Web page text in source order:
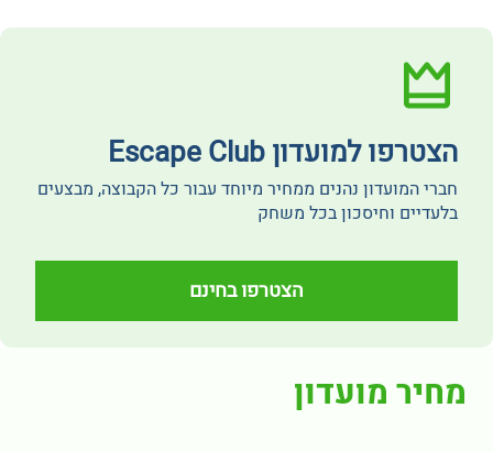
הצטרפו למועדון Escape Club
חברי המועדון נהנים ממחיר מיוחד עבור כל הקבוצה, מבצעים
בלעדיים וחיסכון בכל משחק
הצטרפו בחינם
מחיר מועדון